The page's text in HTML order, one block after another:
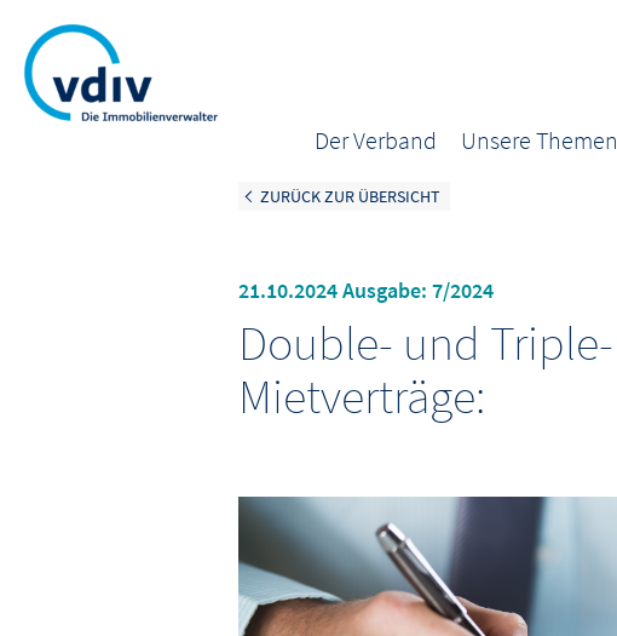
Der Verband Unsere Themen
ZURÜCK ZUR ÜBERSICHT
21.10.2024 Ausgabe: 7/2024
Double- und
Mietverträge: